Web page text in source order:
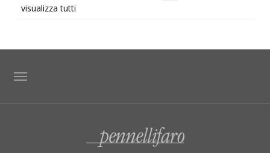
visualizza tutti